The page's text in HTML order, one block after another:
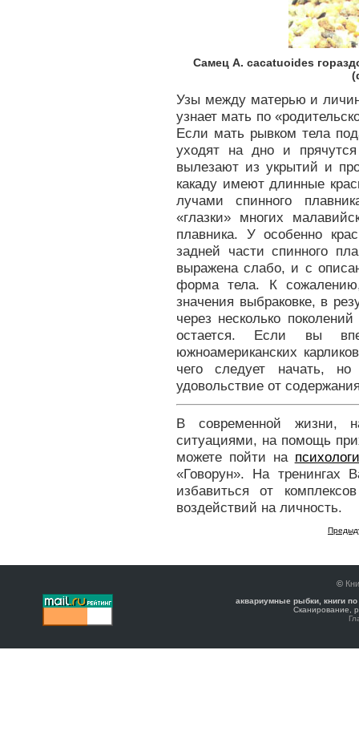
Самец A. cacatuoides
Узы между матерью и
узнает мать по
Если мать рывком тела
уходят на дно и
вылезают из укрытий и
какаду имеют длинные
лучами спинного
«глазки» многих
плавника. У особенно
задней части спинного
выражена слабо, и с
форма тела. К
значения выбраковке, в
через несколько
остается. Если вы
южноамериканских
чего следует начать,
удовольствие от
В современной жизни,
ситуациями, на помощь
можете пойти на
«Говорун». На тренингах
избавиться от
воздействий на личность.
©
аквариумные рыбки, книги
Сканирование,